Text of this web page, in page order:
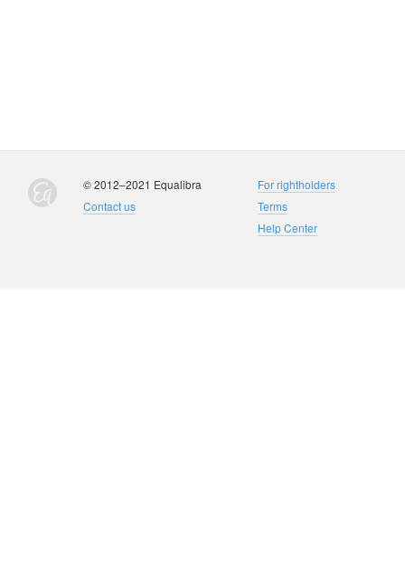
© 2012–2021 Equalibra
Contact us
For rightholders
Terms
Help Center